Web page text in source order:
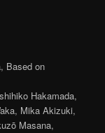
Based on
Hakamada,
Mika Akizuki,
Masana,